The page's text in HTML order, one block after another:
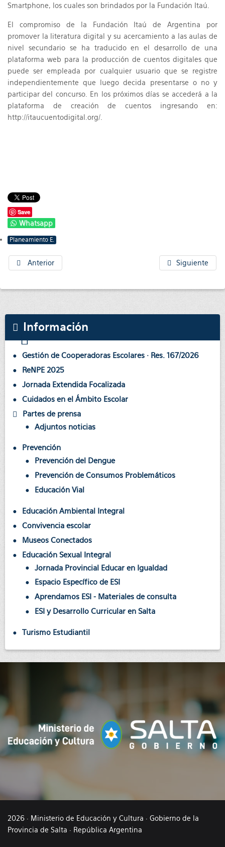
Smartphone, los cuales son brindados por la Fundación Itaú.
El compromiso de la Fundación Itaú de Argentina por
promover la literatura digital y su acercamiento a las aulas de
nivel secundario se ha traducido en el desarrollo de una
plataforma web para la producción de cuentos digitales que
puede ser empleada por cualquier usuario que se registre
independientemente que luego decida presentarse o no y
participar del concurso. En los próximos días se accederá a la
plataforma de creación de cuentos ingresando en:
http://itaucuentodigital.org/.
Save
Whatsapp
Planeamiento E.
Anterior Siguiente
Información
Gestión de Cooperadoras Escolares · Res. 167/2026
ReNPE 2025
Jornada Extendida Focalizada
Cuidados en el Ámbito Escolar
Partes de prensa
Adjuntos noticias
Prevención
Prevención del Dengue
Prevención de Consumos Problemáticos
Educación Vial
Educación Ambiental Integral
Convivencia escolar
Museos Conectados
Educación Sexual Integral
Jornada Provincial Educar en Igualdad
Espacio Específico de ESI
Aprendamos ESI - Materiales de consulta
ESI y Desarrollo Curricular en Salta
Turismo Estudiantil
2026 · Ministerio de Educación y Cultura · Gobierno de la
Provincia de Salta · República Argentina